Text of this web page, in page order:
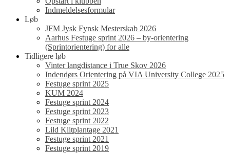
Indmeldelsesformular
Løb
JFM Jysk Fynsk Mesterskab 2026
Aarhus Festuge sprint 2026 – by-orientering
(Sprintorientering) for alle
Tidligere løb
Vinter langdistance i True Skov 2026
Indendørs Orientering på VIA University College 2025
Festuge sprint 2025
KUM 2024
Festuge sprint 2024
Festuge sprint 2023
Festuge sprint 2022
Lild Klitplantage 2021
Festuge sprint 2021
Festuge sprint 2019